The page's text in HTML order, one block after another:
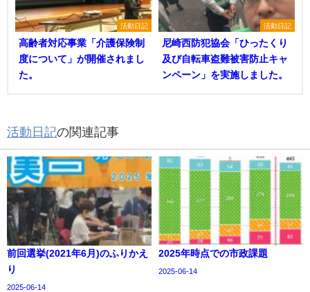
活動日記
高齢者対応事業「介護保険制
度について」が開催されまし
た。
活動日記
尼崎西防犯協会「ひったくり
及び自転車盗難被害防止キャ
ンペーン」を実施しました。
活動日記の関連記事
前回選挙(2021年6月)のふりかえ
り
2025-06-14
2025年時点での市政課題
2025-06-14